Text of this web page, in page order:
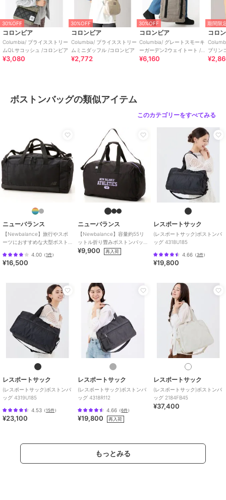
30%OFF
コロンビア
Columbia/ プライスストリー
ムQLサコッシュ /コロンビア
¥3,080
30%OFF
コロンビア
Columbia/ プライスストリー
ムミニダッフル /コロンビア
¥2,772
30%OFF
コロンビア
Columbia/ グレートスモーキ
ーガーデン2ウェイトート /コ
ロンビア
¥6,160
期間限
コロ
ブリン
ブTシ
ボストンバッグの類似アイテム
このカテゴリーをすべてみる
ニューバランス
【Newbalance】旅行やスポ
ーツにおすすめな大型ボスト
4.00 （1件）
¥16,500
ニューバランス
【Newbalance】容量約55リ
ットル折り畳みボストンバッ
ク
¥9,900 再入荷
レスポートサック
(レスポートサック)ボストンバ
ッグ 4318U185
4.66（3件）
¥19,800
レスポートサック
(レスポートサック)ボストンバ
ッグ 4319U185
4.53 （15件）
¥23,100
レスポートサック
(レスポートサック)ボストンバ
ッグ 4318R112
4.66 （6件）
¥19,800 再入荷
レスポートサック
(レスポートサック)ボストンバ
ッグ 2184FB45
¥37,400
もっとみる